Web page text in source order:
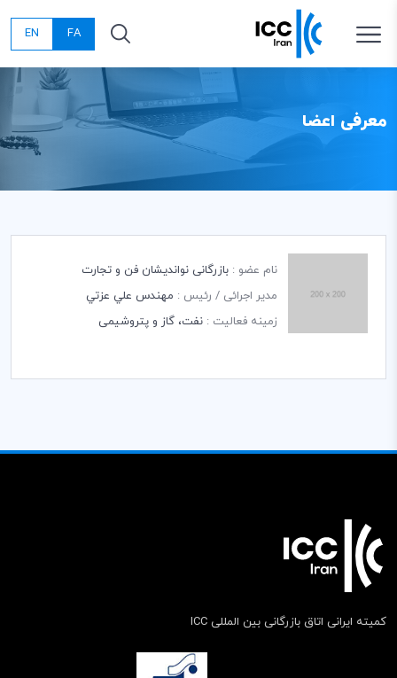
FA
EN
معرفی اعضا
نام عضو : بازرگانی نواندیشان فن و تجارت
مدیر اجرائی / رئیس : مهندس علي عزتي
زمینه فعالیت : نفت، گاز و پتروشیمی
کمیته ایرانی اتاق بازرگانی بین المللی ICC